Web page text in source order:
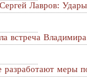
Лавров: Удары
встреча Владимира
разработают меры